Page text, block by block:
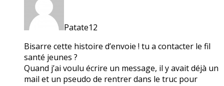
Patate12
Bisarre cette histoire d’envoie ! tu a contacter le fil
santé jeunes ?
Quand j’ai voulu écrire un message, il y avait déjà un
mail et un pseudo de rentrer dans le truc pour